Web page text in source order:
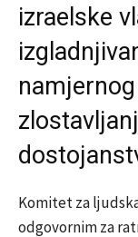
izraelske
Komitet za
odgovornim za